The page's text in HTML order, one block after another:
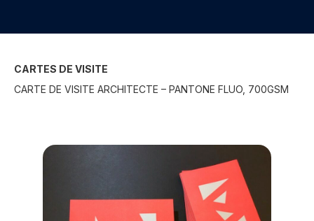
CARTES DE VISITE
CARTE DE VISITE ARCHITECTE – PANTONE FLUO, 700GSM